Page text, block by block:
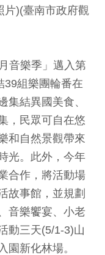
片)(臺南市政府觀
音樂季」邁入第
39組樂團輪番在
集結異國美食、
，民眾可自在悠
和自然景觀帶來
光。此外，今年
合作，將活動場
故事館，並規劃
音樂饗宴、小老
動三天(5/1-3)山
園新化林場。